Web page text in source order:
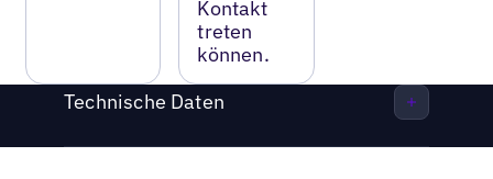
Kontakt
treten
können.
Technische Daten